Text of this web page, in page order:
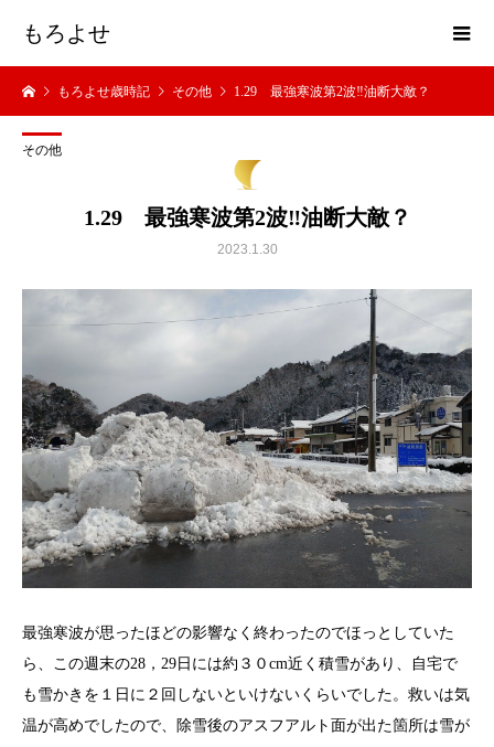
もろよせ
もろよせ歳時記 その他 1.29 最強寒波第2波‼油断大敵？
その他
1.29 最強寒波第2波‼油断大敵？
2023.1.30
最強寒波が思ったほどの影響なく終わったのでほっとしていた
ら、この週末の28，29日には約３０cm近く積雪があり、自宅で
も雪かきを１日に２回しないといけないくらいでした。救いは気
温が高めでしたので、除雪後のアスフアルト面が出た箇所は雪が